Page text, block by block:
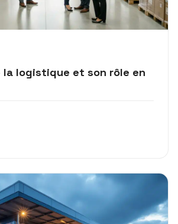
la logistique et son rôle en